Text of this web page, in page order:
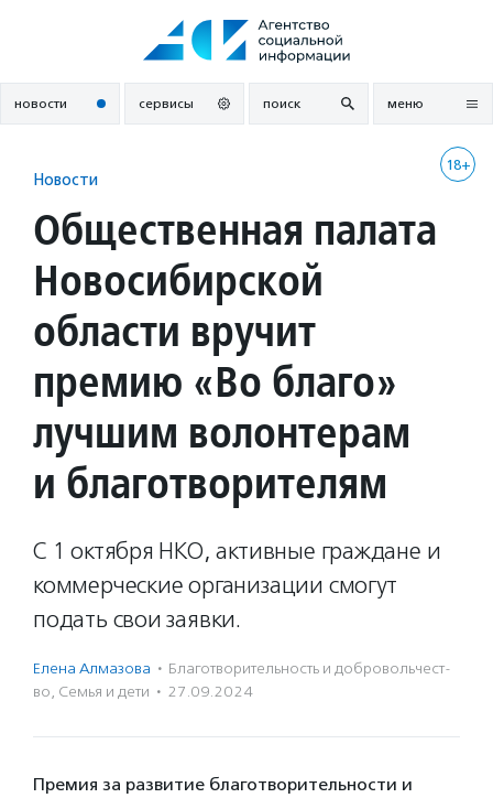
новости сервисы поиск меню
18+
Новости
Общественная палата
Новосибирской
области вручит
премию «Во благо»
лучшим волонтерам
и благотворителям
С 1 октября НКО, активные граждане и
коммерческие организации смогут
подать свои заявки.
Елена Алмазова · Благотвори­тель­ность и доброволь­чест­
во, Семья и дети · 27.09.2024
Премия за развитие благотворительности и